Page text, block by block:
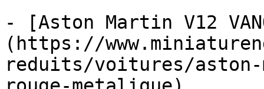
- [Aston Martin V12
(https://
reduits/voitures/aston-